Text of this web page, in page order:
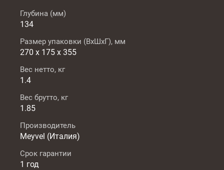
Глубина (мм)
134
Размер упаковки (ВxШxГ), мм
270 х 175 х 355
Вес нетто, кг
1.4
Вес брутто, кг
1.85
Производитель
Meyvel (Италия)
Срок гарантии
1 год